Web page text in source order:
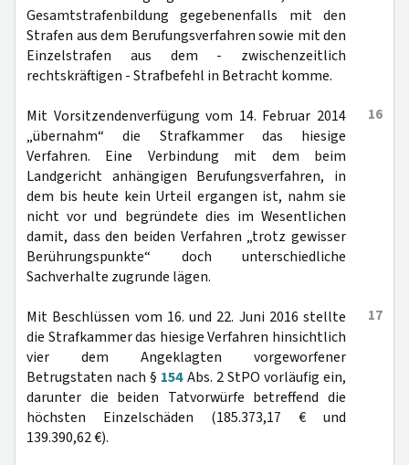
Gesamtstrafenbildung gegebenenfalls mit den
Strafen aus dem Berufungsverfahren sowie mit den
Einzelstrafen aus dem - zwischenzeitlich
rechtskräftigen - Strafbefehl in Betracht komme.
16
Mit Vorsitzendenverfügung vom 14. Februar 2014
„übernahm“ die Strafkammer das hiesige
Verfahren. Eine Verbindung mit dem beim
Landgericht anhängigen Berufungsverfahren, in
dem bis heute kein Urteil ergangen ist, nahm sie
nicht vor und begründete dies im Wesentlichen
damit, dass den beiden Verfahren „trotz gewisser
Berührungspunkte“ doch unterschiedliche
Sachverhalte zugrunde lägen.
17
Mit Beschlüssen vom 16. und 22. Juni 2016 stellte
die Strafkammer das hiesige Verfahren hinsichtlich
vier dem Angeklagten vorgeworfener
Betrugstaten nach § 154Abs. 2 StPO vorläufig ein,
darunter die beiden Tatvorwürfe betreffend die
höchsten Einzelschäden (185.373,17 € und
139.390,62 €).